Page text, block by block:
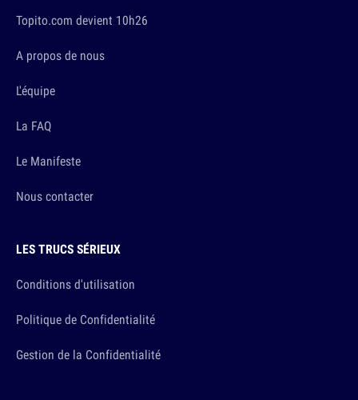
Topito.com devient 10h26
A propos de nous
L'équipe
La FAQ
Le Manifeste
Nous contacter
LES TRUCS SÉRIEUX
Conditions d'utilisation
Politique de Confidentialité
Gestion de la Confidentialité